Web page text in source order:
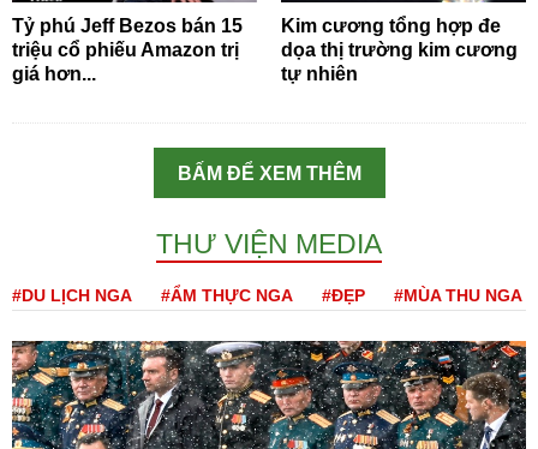
Tỷ phú Jeff Bezos bán 15
triệu cổ phiếu Amazon trị
giá hơn...
Kim cương tổng hợp đe
dọa thị trường kim cương
tự nhiên
BẤM ĐỂ XEM THÊM
THƯ VIỆN MEDIA
#DU LỊCH NGA #ẨM THỰC NGA #ĐẸP #MÙA THU NGA